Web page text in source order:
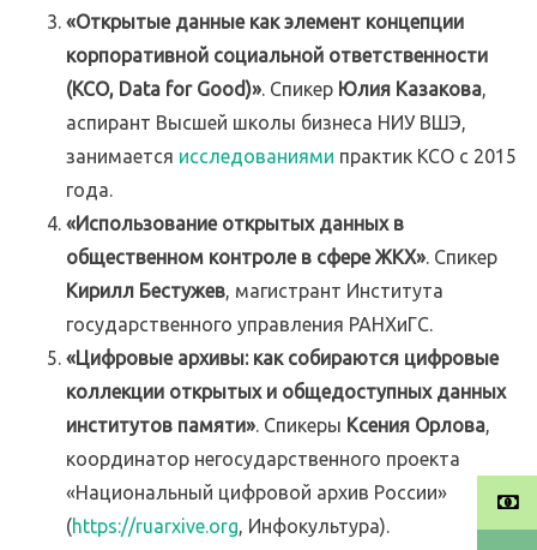
«Открытые данные как элемент концепции
корпоративной социальной ответственности
(КСО, Data for Good)». Спикер Юлия Казакова,
аспирант Высшей школы бизнеса НИУ ВШЭ,
занимается исследованиями практик КСО с 2015
года.
«Использование открытых данных в
общественном контроле в сфере ЖКХ». Спикер
Кирилл Бестужев, магистрант Института
государственного управления РАНХиГС.
«Цифровые архивы: как собираются цифровые
коллекции открытых и общедоступных данных
институтов памяти». Спикеры Ксения Орлова,
координатор негосударственного проекта
«Национальный цифровой архив России»
(https://ruarxive.org, Инфокультура).